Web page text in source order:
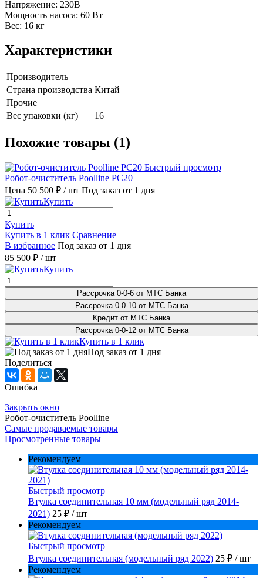
Напряжение: 230В
Мощность насоса: 60 Вт
Вес: 16 кг
Характеристики
Производитель
Страна производства Китай
Прочие
Вес упаковки (кг)
16
Похожие товары (1)
Быстрый просмотр
Робот-очиститель Poolline PC20
Цена 50 500 ₽ / шт Под заказ от 1 дня
Купить
Купить
Купить в 1 клик Сравнение
В избранное Под заказ от 1 дня
85 500 ₽ / шт
Купить
Рассрочка 0-0-6 от МТС Банка
Рассрочка 0-0-10 от МТС Банка
Кредит от МТС Банка
Рассрочка 0-0-12 от МТС Банка
Купить в 1 клик
Под заказ от 1 дня
Поделиться
Ошибка
Закрыть окно
Робот-очиститель Poolline
Самые продаваемые товары
Просмотренные товары
Рекомендуем
Быстрый просмотр
Втулка соединительная 10 мм (модельный ряд 2014-
2021) 25 ₽ / шт
Рекомендуем
Быстрый просмотр
Втулка соединительная (модельный ряд 2022) 25 ₽ / шт
Рекомендуем